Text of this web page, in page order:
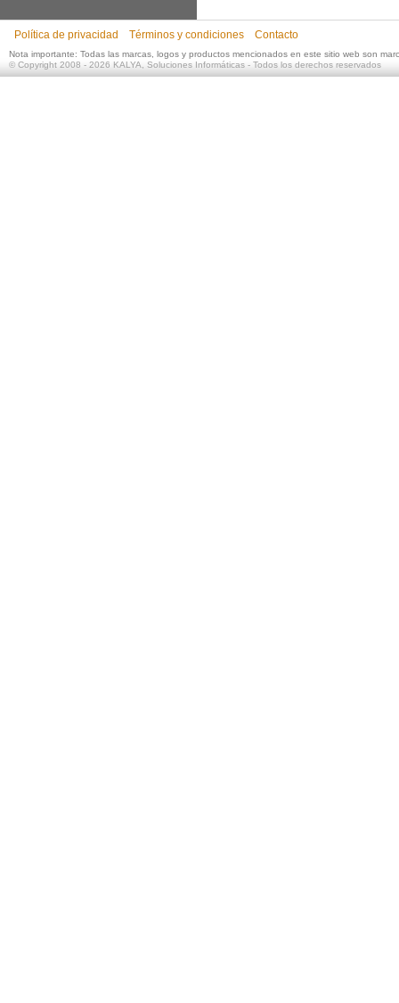
Política de privacidad Términos y condiciones Contacto
Nota importante: Todas las marcas, logos y productos mencionados en este sitio web son
©Copyright 2008 - 2026 KALYA, Soluciones Informáticas- Todos los derechos reservados